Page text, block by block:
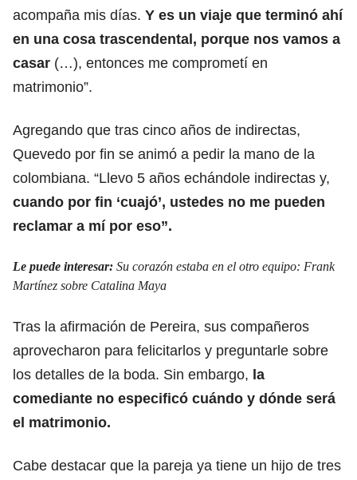
acompaña mis días. Y es un viaje que terminó ahí
en una cosa trascendental, porque nos vamos a
casar (…), entonces me comprometí en
matrimonio”.
Agregando que tras cinco años de indirectas,
Quevedo por fin se animó a pedir la mano de la
colombiana. “Llevo 5 años echándole indirectas y,
cuando por fin ‘cuajó’, ustedes no me pueden
reclamar a mí por eso”.
Le puede interesar: Su corazón estaba en el otro equipo: Frank
Martínez sobre Catalina Maya
Tras la afirmación de Pereira, sus compañeros
aprovecharon para felicitarlos y preguntarle sobre
los detalles de la boda. Sin embargo, la
comediante no especificó cuándo y dónde será
el matrimonio.
Cabe destacar que la pareja ya tiene un hijo de tres